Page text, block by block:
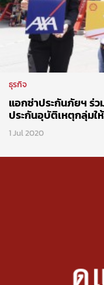
ธุรกิจ
แอกซ่าประกันภัยฯ ร่
ประกันอุบัติเหตุกลุ่มใ
1 Jul 2020